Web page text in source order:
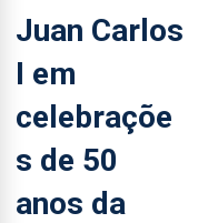
Juan Carlos
I em
celebraçõe
s de 50
anos da